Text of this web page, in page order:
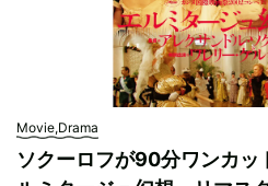
Movie,Drama
ソクーロフが90分ワンカッ